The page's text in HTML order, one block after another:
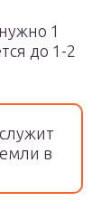
1
до 1-2
в